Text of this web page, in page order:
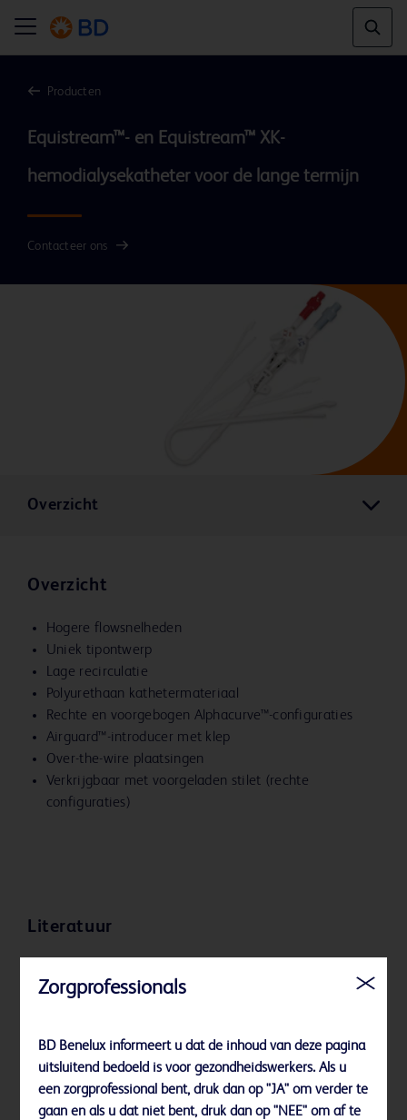
Producten
Equistream™- en Equistream™ XK-
hemodialysekatheter voor de lange termijn
Contacteer ons
Overzicht
Overzicht
Hogere flowsnelheden
Uniek tipontwerp
Lage recirculatie
Polyurethaan kathetermateriaal
Rechte en voorgebogen Alphacurve™-configuraties
Airguard™-introducer met klep
Over-the-wire plaatsingen
Verkrijgbaar met voorgeladen stilet (rechte
configuraties)
Literatuur
beschikbaar zijn in uw regio. Neem contact op met uw lokale BD-
Zorgprofessionals
BD Benelux informeert u dat de inhoud van deze pagina
uitsluitend bedoeld is voor gezondheidswerkers. Als u
een zorgprofessional bent, druk dan op "JA" om verder te
gaan en als u dat niet bent, druk dan op "NEE" om af te